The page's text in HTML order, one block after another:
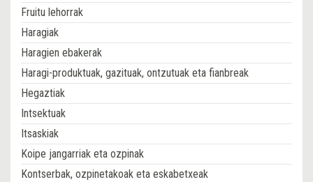
Fruitu lehorrak
Haragiak
Haragien ebakerak
Haragi-produktuak, gazituak, ontzutuak eta fianbreak
Hegaztiak
Intsektuak
Itsaskiak
Koipe jangarriak eta ozpinak
Kontserbak, ozpinetakoak eta eskabetxeak